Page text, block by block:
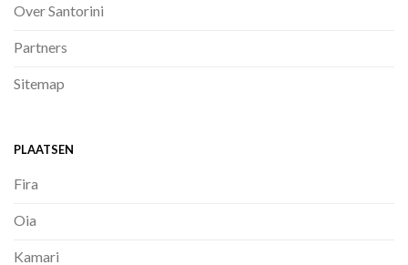
Over Santorini
Partners
Sitemap
PLAATSEN
Fira
Oia
Kamari